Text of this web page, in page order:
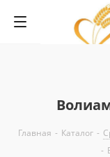
Главная - Каталог -
-